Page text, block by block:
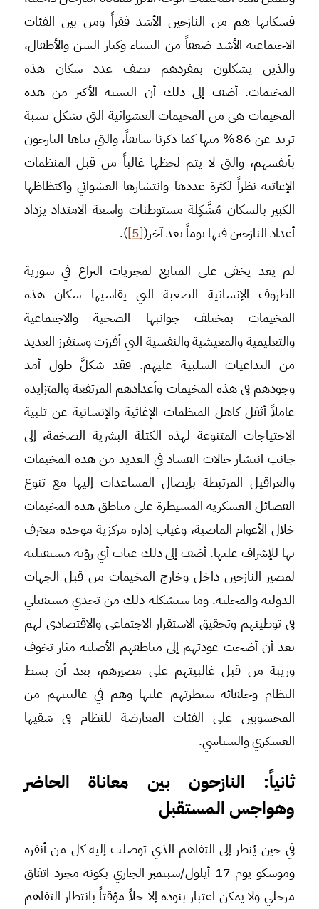
فسكانها هم من النازحين الأشد فقراً ومن بين الفئات
الاجتماعية الأشد ضعفاً من النساء وكبار السن والأطفال،
والذين يشكلون بمفردهم نصف عدد سكان هذه
المخيمات. أضف إلى ذلك أن النسبة الأكبر من هذه
المخيمات هي من المخيمات العشوائية التي تشكل نسبة
تزيد عن 86% منها كما ذكرنا سابقاً، والتي بناها النازحون
بأنفسهم، والتي لا يتم لحظها غالباً من قبل المنظمات
الإغاثية نظراً لكثرة عددها وانتشارها العشوائي واكتظاظها
الكبير بالسكان مُشَّكِلة مستوطنات واسعة الامتداد يزداد
أعداد النازحين فيها يوماً بعد آخر([5]
).
لم يعد يخفى على المتابع لمجريات النزاع في سورية
الظروف الإنسانية الصعبة التي يقاسيها سكان هذه
المخيمات بمختلف جوانبها الصحية والاجتماعية
والتعليمية والمعيشية والنفسية التي أفرزت وستفرز العديد
من التداعيات السلبية عليهم. فقد شكلَّ طول أمد
وجودهم في هذه المخيمات وأعدادهم المرتفعة والمتزايدة
عاملاً أثقل كاهل المنظمات الإغاثية والإنسانية عن تلبية
الاحتياجات المتنوعة لهذه الكتلة البشرية الضخمة، إلى
جانب انتشار حالات الفساد في العديد من هذه المخيمات
والعراقيل المرتبطة بإيصال المساعدات إليها مع تنوع
الفصائل العسكرية المسيطرة على مناطق هذه المخيمات
خلال الأعوام الماضية، وغياب إدارة مركزية موحدة معترف
بها للإشراف عليها. أضف إلى ذلك غياب أي رؤية مستقبلية
لمصير النازحين داخل وخارج المخيمات من قبل الجهات
الدولية والمحلية. وما سيشكله ذلك من تحدي مستقبلي
في توطينهم وتحقيق الاستقرار الاجتماعي والاقتصادي لهم
بعد أن أضحت عودتهم إلى مناطقهم الأصلية مثار تخوف
وريبة من قبل غالبيتهم على مصيرهم، بعد أن بسط
النظام وحلفائه سيطرتهم عليها وهم في غالبيتهم من
المحسوبين على الفئات المعارضة للنظام في شقيها
العسكري والسياسي.
ثانياً: النازحونبين معاناة الحاضر
وهواجس المستقبل
في حين يُنظر إلى التفاهم الذي توصلت إليه كل من أنقرة
وموسكو يوم 17 أيلول/سبتمبر الجاري بكونه مجرد اتفاق
مرحلي ولا يمكن اعتبار بنوده إلا حلاً مؤقتاً بانتظار التفاهم